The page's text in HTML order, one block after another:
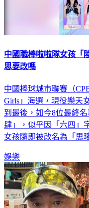
中國職棒啦啦隊女孩
思要改嗎
中國棒球城市聯賽（
Girls」海選，現役樂天
到最後，如今8位最終
肆」，似乎因「六四」
女孩隨即被改名為「思
娛樂